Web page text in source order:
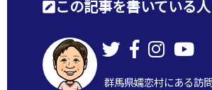
この記事を書いている
群馬県嬬恋村にある訪